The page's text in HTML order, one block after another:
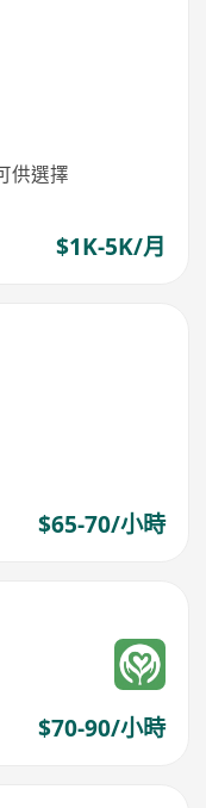
供選擇
$1K-5K/月
$65-70/小時
$70-90/小時